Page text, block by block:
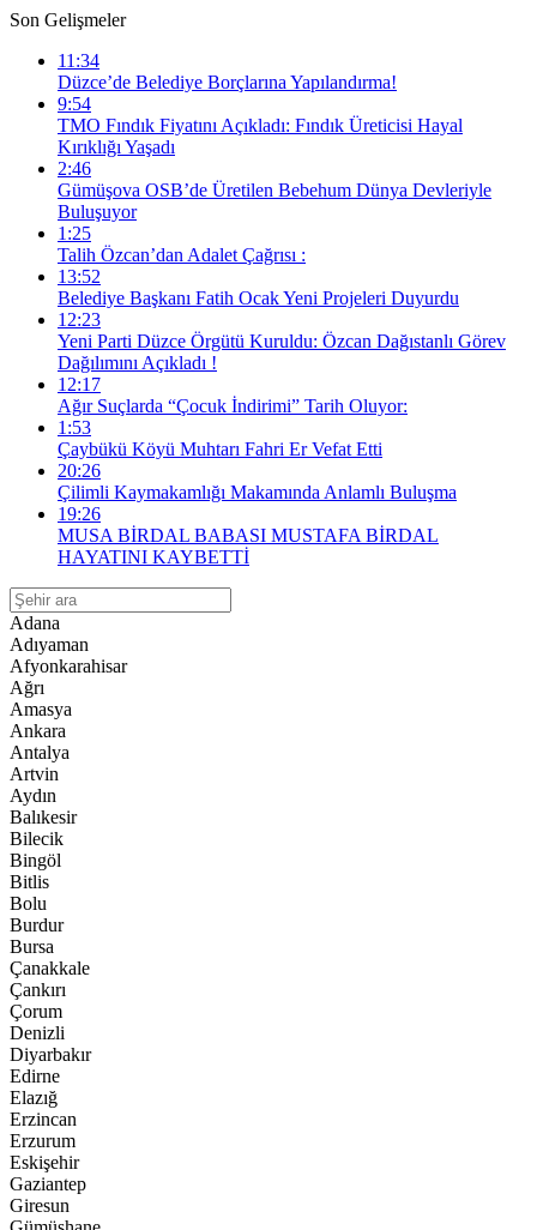
Son Gelişmeler
11:34
Düzce’de Belediye Borçlarına Yapılandırma!
9:54
TMO Fındık Fiyatını Açıkladı: Fındık Üreticisi Hayal
Kırıklığı Yaşadı
2:46
Gümüşova OSB’de Üretilen Bebehum Dünya Devleriyle
Buluşuyor
1:25
Talih Özcan’dan Adalet Çağrısı :
13:52
Belediye Başkanı Fatih Ocak Yeni Projeleri Duyurdu
12:23
Yeni Parti Düzce Örgütü Kuruldu: Özcan Dağıstanlı Görev
Dağılımını Açıkladı !
12:17
Ağır Suçlarda “Çocuk İndirimi” Tarih Oluyor:
1:53
Çaybükü Köyü Muhtarı Fahri Er Vefat Etti
20:26
Çilimli Kaymakamlığı Makamında Anlamlı Buluşma
19:26
MUSA BİRDAL BABASI MUSTAFA BİRDAL
HAYATINI KAYBETTİ
Adana
Adıyaman
Afyonkarahisar
Ağrı
Amasya
Ankara
Antalya
Artvin
Aydın
Balıkesir
Bilecik
Bingöl
Bitlis
Bolu
Burdur
Bursa
Çanakkale
Çankırı
Çorum
Denizli
Diyarbakır
Edirne
Elazığ
Erzincan
Erzurum
Eskişehir
Gaziantep
Giresun